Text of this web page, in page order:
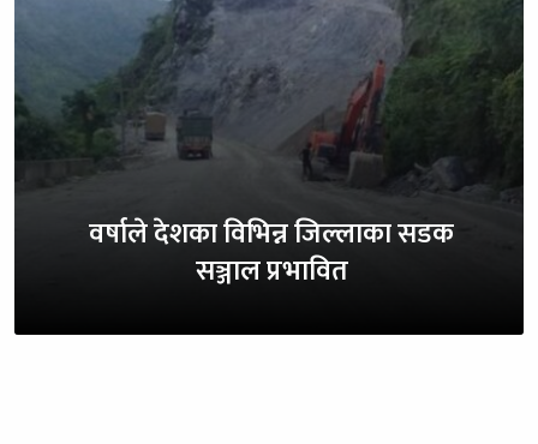
वर्षाले देशका विभिन्न जिल्लाका सडक
सञ्जाल प्रभावित